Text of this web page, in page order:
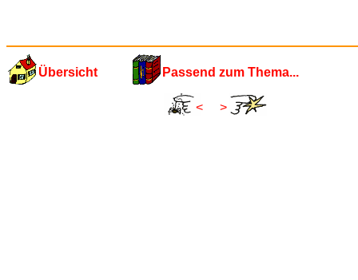
Übersicht Passend zum Thema...
< >